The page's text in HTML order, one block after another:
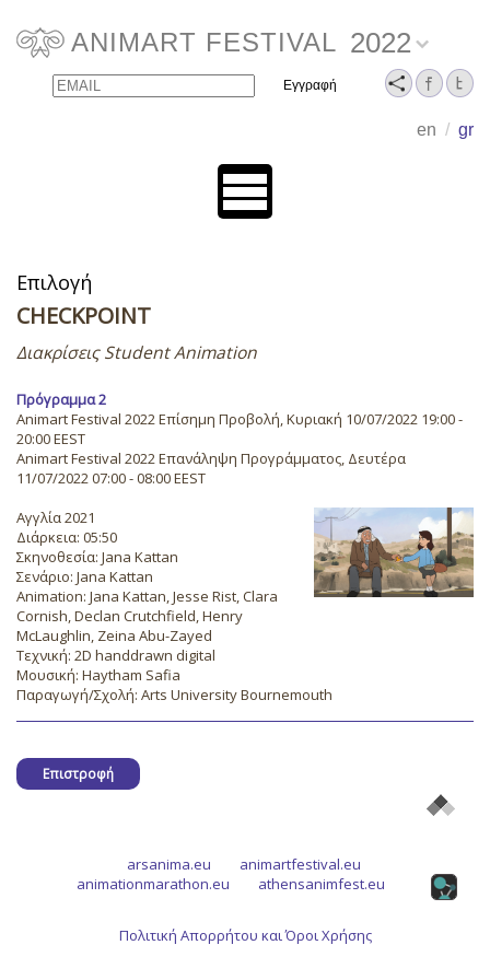
ANIMART FESTIVAL 2022
en / gr
Email Name
Επιλογή
CHECKPOINT
Διακρίσεις Student Animation
Πρόγραμμα 2
Animart Festival 2022 Επίσημη Προβολή, Κυριακή 10/07/2022 19:00 -
20:00 EEST
Animart Festival 2022 Επανάληψη Προγράμματος, Δευτέρα
11/07/2022 07:00 - 08:00 EEST
Αγγλία 2021
Διάρκεια: 05:50
Σκηνοθεσία: Jana Kattan
Σενάριο: Jana Kattan
Animation: Jana Kattan, Jesse Rist, Clara
Cornish, Declan Crutchfield, Henry
McLaughlin, Zeina Abu-Zayed
Τεχνική: 2D handdrawn digital
Μουσική: Haytham Safia
Παραγωγή/Σχολή: Arts University Bournemouth
Επιστροφή
arsanima.eu
animartfestival.eu
animationmarathon.eu
athensanimfest.eu
Πολιτική Απορρήτου και Όροι Χρήσης